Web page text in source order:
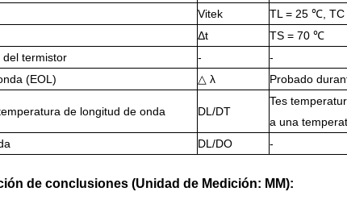
Vitek TL = 25 ℃,
Δt TS = 70 ℃
termistor
- -
(EOL)
△ λ Probado
de longitud de onda DL/DT
Tes
a una
DL/DO -
de conclusiones (Unidad de Medición: MM):